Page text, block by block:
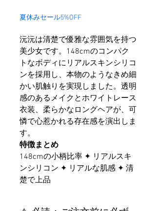
格
価
格
夏休みセール5%OFF
沅沅は清楚で優雅な雰囲気を持つ
美少女です。148cmのコンパク
トなボディにリアルスキンシリコ
ンを採用し、本物のようなきめ細
かい肌触りを実現しました。透明
感のあるメイクとホワイトレース
衣装、柔らかなロングヘアが、可
憐で心惹かれる存在感を演出しま
す。
特徴まとめ
148cmの小柄比率 ✦ リアルスキ
ンシリコン ✦ リアルな肌感 ✦ 清
楚で上品